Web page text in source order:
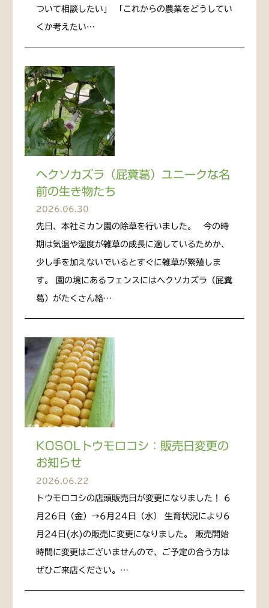
ついて相談したい」 「これからの農業をどうしてい
くか考えたい…
ヘクソカズラ（屁糞葛）ユニークな名
前の生き物たち
2026.06.30
先日、本社ミカン園の除草を行いました。 今の時
期は気温や湿度が雑草の成長に適しているためか、
少し手を加えないでいるとすぐに雑草が繁殖しま
す。 園の境にあるフェンスにはヘクソカズラ（屁糞
葛）がたくさん絡…
KOSOLトウモロコシ：販売日変更の
お知らせ
2026.06.22
トウモロコシの店頭販売日が変更になりました！ 6
月26日（金）→6月24日（水） 生育状況により6
月24日(水)の販売に変更になりました。 販売開始
時間に変更はございませんので、ご予定の合う方は
ぜひご来店ください。…